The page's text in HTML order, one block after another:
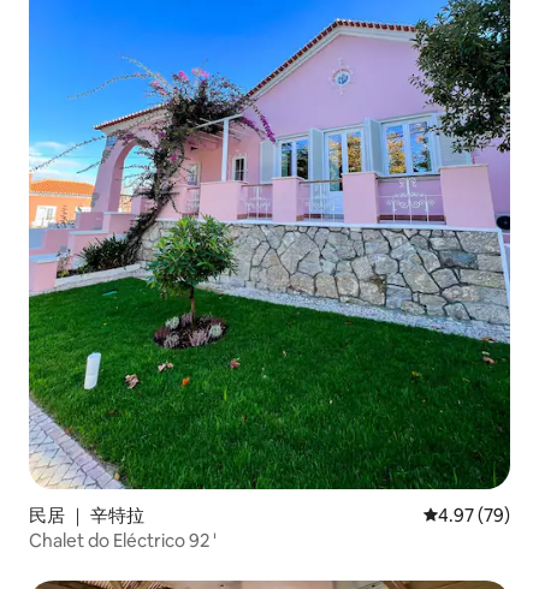
民居 ｜ 辛特拉 平均评分
4.97 (79)
Chalet do Eléctrico 92 '